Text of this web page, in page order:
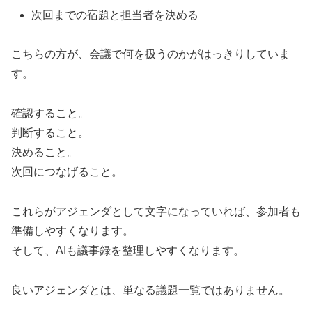
次回までの宿題と担当者を決める
こちらの方が、会議で何を扱うのかがはっきりしていま
す。
確認すること。
判断すること。
決めること。
次回につなげること。
これらがアジェンダとして文字になっていれば、参加者も
準備しやすくなります。
そして、AIも議事録を整理しやすくなります。
良いアジェンダとは、単なる議題一覧ではありません。